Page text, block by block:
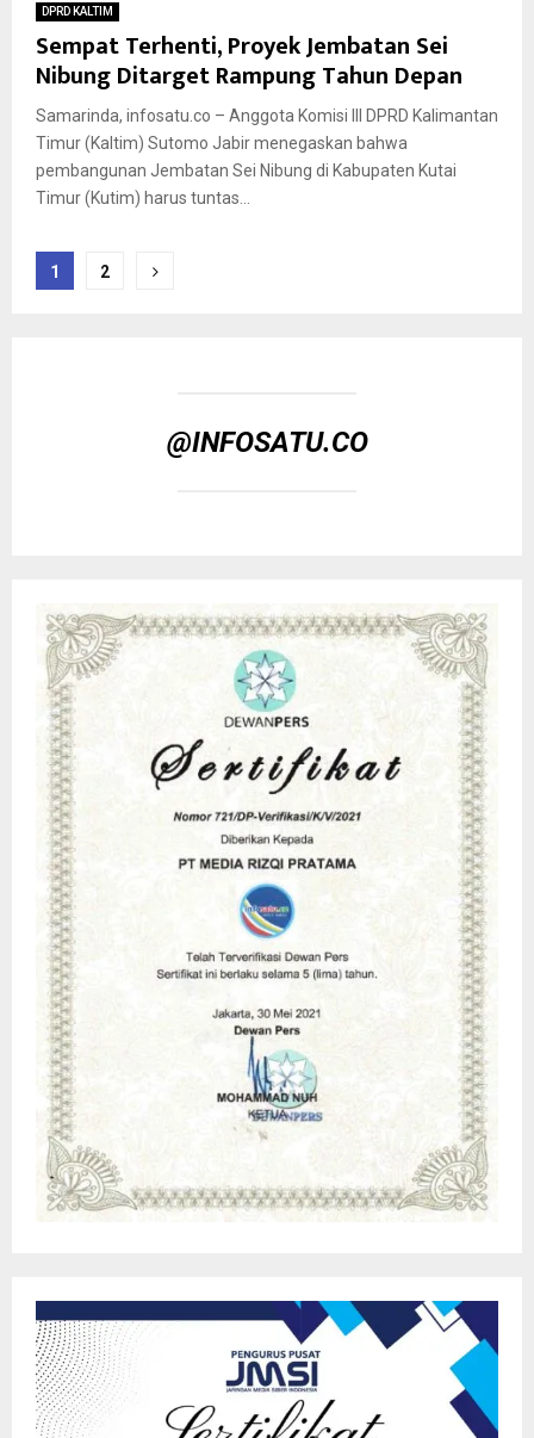
DPRD KALTIM
Sempat Terhenti, Proyek Jembatan Sei
Nibung Ditarget Rampung Tahun Depan
Samarinda, infosatu.co – Anggota Komisi III DPRD Kalimantan
Timur (Kaltim) Sutomo Jabir menegaskan bahwa
pembangunan Jembatan Sei Nibung di Kabupaten Kutai
Timur (Kutim) harus tuntas...
Paginasi
1 2
@INFOSATU.CO